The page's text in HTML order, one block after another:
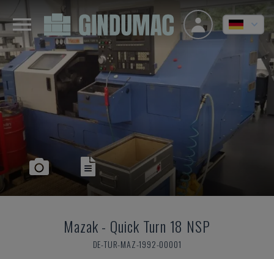
Mazak- Quick Turn 18 NSP
DE-TUR-MAZ-1992-00001